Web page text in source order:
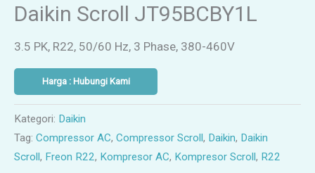
Daikin Scroll JT95BCBY1L
3.5 PK, R22, 50/60 Hz, 3 Phase, 380-460V
Harga : Hubungi Kami
Kategori: Daikin
Tag: Compressor AC, Compressor Scroll , Daikin, Daikin
Scroll , Freon R22, Kompresor AC, Kompresor Scroll , R22